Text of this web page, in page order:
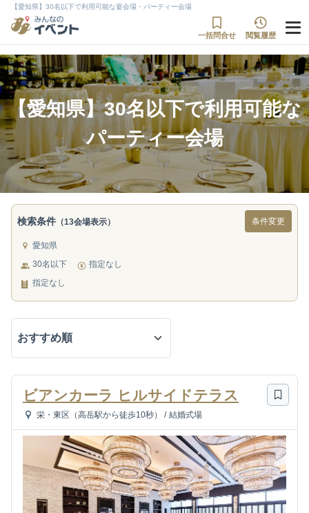
【愛知県】30名以下で利用可能な宴会場・パーティー会場
一括問合せ 閲覧履歴
【愛知県】30名以下で利用可能な
パーティー会場
検索条件 （13会場表示） 条件変更
愛知県
30名以下
指定なし
指定なし
ビアンカーラ ヒルサイドテラス
栄・東区（高岳駅から徒歩10秒） / 結婚式場